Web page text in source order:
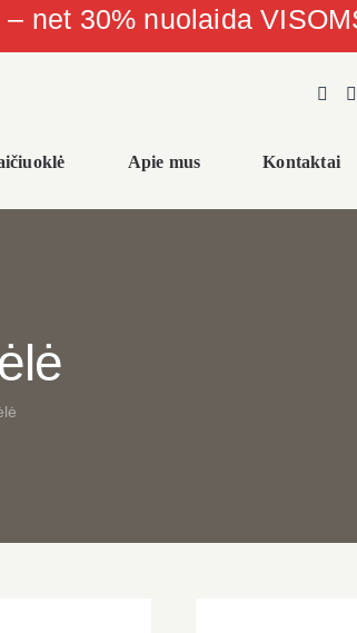
net 30% nuolaida
Apie mus Kontaktai